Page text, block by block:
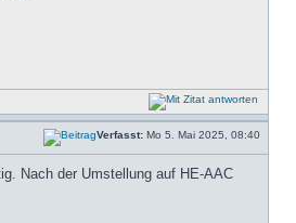
Verfasst: Mo 5. Mai 2025, 08:40
Nach der Umstellung auf HE-AAC